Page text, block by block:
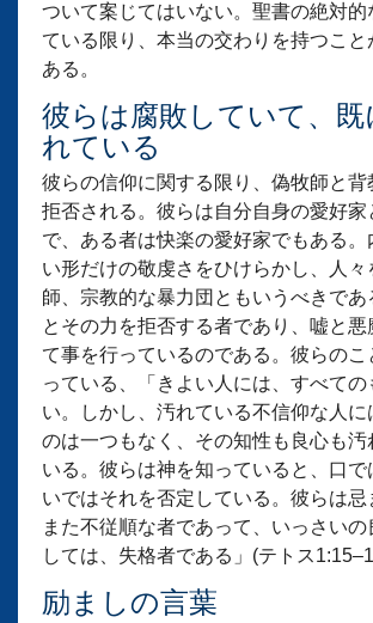
ついて案じてはいない。聖書の絶対的
ている限り、本当の交わりを持つこ
ある。
彼らは腐敗していて、既
れている
彼らの信仰に関する限り、偽牧師と背
拒否される。彼らは自分自身の愛好家
で、ある者は快楽の愛好家でもある。
い形だけの敬虔さをひけらかし、人々
師、宗教的な暴力団ともいうべきであ
とその力を拒否する者であり、嘘と悪
て事を行っているのである。彼らの
っている、「きよい人には、すべての
い。しかし、汚れている不信仰な人に
のは一つもなく、その知性も良心も汚
いる。彼らは神を知っていると、口
いではそれを否定している。彼らは忌
また不従順な者であって、いっさいの
しては、失格者である」(テトス
励ましの言葉